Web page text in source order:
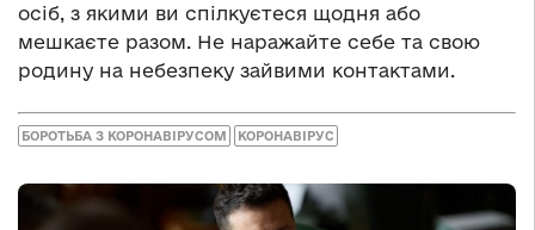
осіб, з якими ви спілкуєтеся щодня або
мешкаєте разом. Не наражайте себе та свою
родину на небезпеку зайвими контактами.
БОРОТЬБА З КОРОНАВІРУСОМ КОРОНАВІРУС